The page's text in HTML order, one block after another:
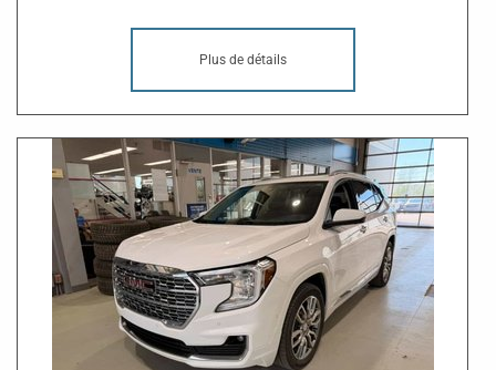
Plus de détails